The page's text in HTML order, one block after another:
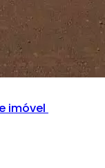
imóvel